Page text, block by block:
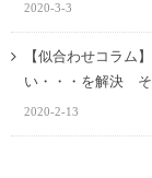
2020-3-3
【似合わせコラム
い・・・を解決
2020-2-13